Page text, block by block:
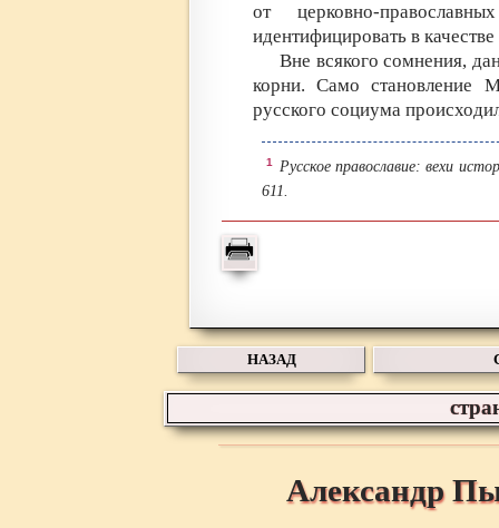
от церковно-
идентифицировать в
Вне всякого сомнения,
корни. Само становление
русского социума
1
Русское православие: вехи
611.
НАЗАД
Александр